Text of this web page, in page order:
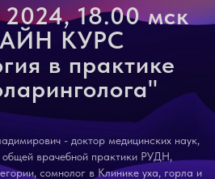
18.00 мск
КУРС
в практике
- доктор медицинских наук,
врачебной практики РУДН,
сомнолог в Клинике уха, горла и